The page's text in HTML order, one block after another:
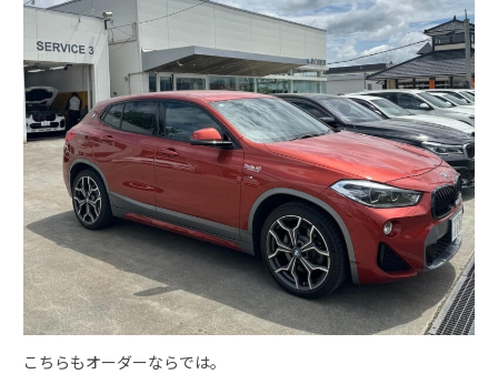
こちらもオーダーならでは。